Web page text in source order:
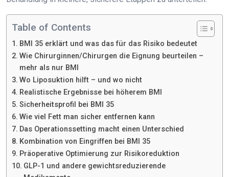
Table of Contents
BMI 35 erklärt und was das für das Risiko bedeutet
Wie Chirurginnen/Chirurgen die Eignung beurteilen –
mehr als nur BMI
Wo Liposuktion hilft – und wo nicht
Realistische Ergebnisse bei höherem BMI
Sicherheitsprofil bei BMI 35
Wie viel Fett man sicher entfernen kann
Das Operationssetting macht einen Unterschied
Kombination von Eingriffen bei BMI 35
Präoperative Optimierung zur Risikoreduktion
GLP-1 und andere gewichtsreduzierende